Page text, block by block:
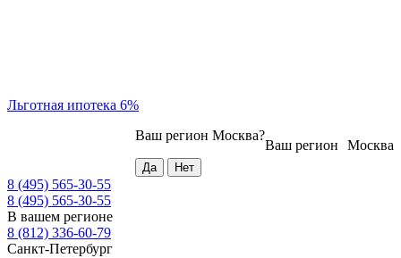
Льготная ипотека 6%
Москва
Ваш регион
Ваш регион Москва?
8 (495) 565-30-55
8 (495) 565-30-55
В вашем регионе
8 (812) 336-60-79
Санкт-Петербург